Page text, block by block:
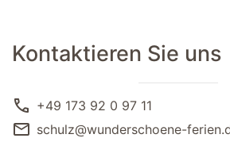
Kontaktieren Sie uns
call +49 173 92 0 97 11
mail schulz@wunderschoene-